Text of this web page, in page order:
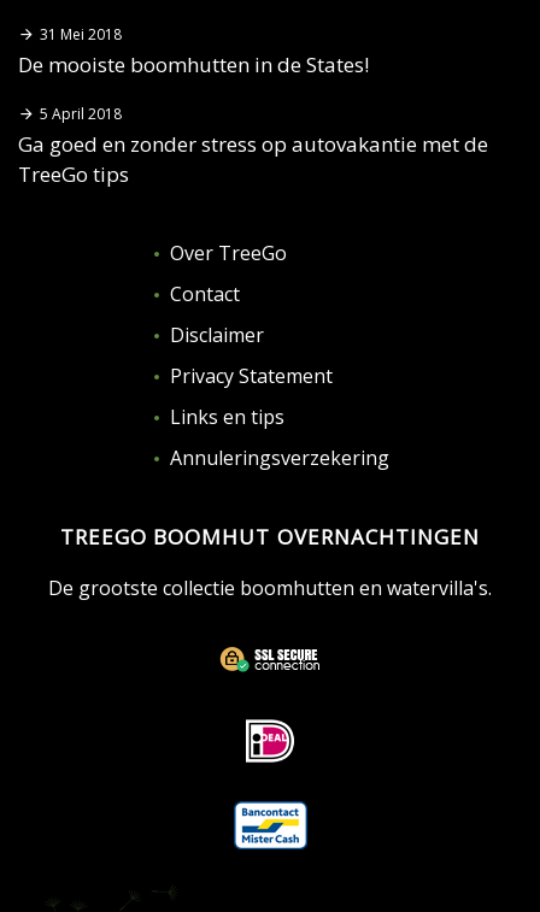
31 Mei 2018
De mooiste boomhutten in de States!
5 April 2018
Ga goed en zonder stress op autovakantie met de
TreeGo tips
Over TreeGo
Contact
Disclaimer
Privacy Statement
Links en tips
Annuleringsverzekering
TREEGO BOOMHUT OVERNACHTINGEN
De grootste collectie boomhutten en watervilla's.